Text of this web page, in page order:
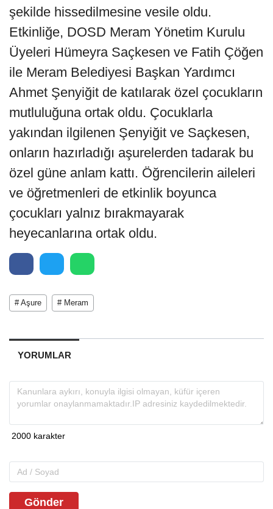
şekilde hissedilmesine vesile oldu.
Etkinliğe, DOSD Meram Yönetim Kurulu
Üyeleri Hümeyra Saçkesen ve Fatih Çöğen
ile Meram Belediyesi Başkan Yardımcı
Ahmet Şenyiğit de katılarak özel çocukların
mutluluğuna ortak oldu. Çocuklarla
yakından ilgilenen Şenyiğit ve Saçkesen,
onların hazırladığı aşurelerden tadarak bu
özel güne anlam kattı. Öğrencilerin aileleri
ve öğretmenleri de etkinlik boyunca
çocukları yalnız bırakmayarak
heyecanlarına ortak oldu.
# Aşure # Meram
YORUMLAR
Gönder